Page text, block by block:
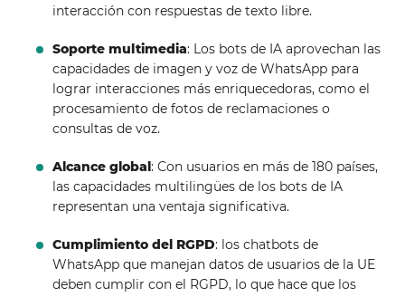
interacción con respuestas de texto libre.
Soporte multimedia: Los bots de IA aprovechan las
capacidades de imagen y voz de WhatsApp para
lograr interacciones más enriquecedoras, como el
procesamiento de fotos de reclamaciones o
consultas de voz.
Alcance global: Con usuarios en más de 180 países,
las capacidades multilingües de los bots de IA
representan una ventaja significativa.
Cumplimiento del RGPD: los chatbots de
WhatsApp que manejan datos de usuarios de la UE
deben cumplir con el RGPD, lo que hace que los